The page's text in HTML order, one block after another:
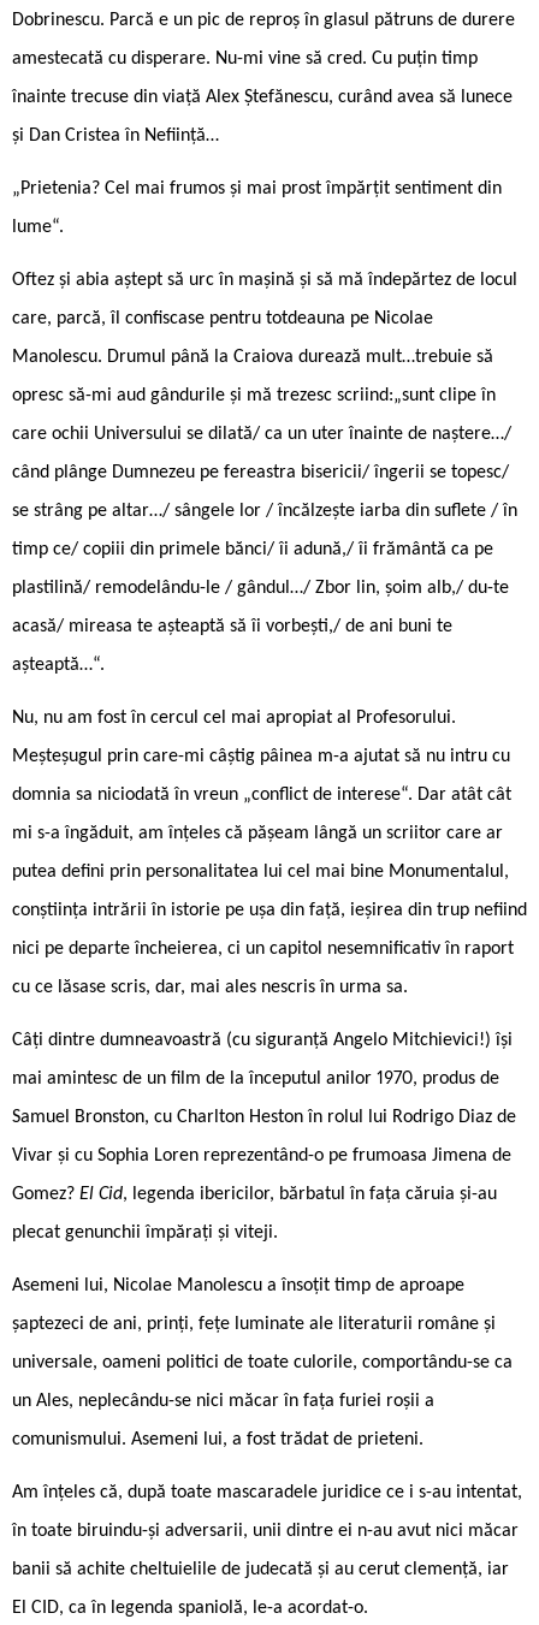
Dobrinescu. Parcă e un pic de reproș în glasul pătruns de durere
amestecată cu disperare. Nu-mi vine să cred. Cu puțin timp
înainte trecuse din viață Alex Ștefănescu, curând avea să lunece
și Dan Cristea în Neființă…
„Prietenia? Cel mai frumos și mai prost împărțit sentiment din
lume“.
Oftez și abia aștept să urc în mașină și să mă îndepărtez de locul
care, parcă, îl confiscase pentru totdeauna pe Nicolae
Manolescu. Drumul până la Craiova durează mult…trebuie să
opresc să-mi aud gândurile și mă trezesc scriind:„sunt clipe în
care ochii Universului se dilată/ ca un uter înainte de naștere…/
când plânge Dumnezeu pe fereastra bisericii/ îngerii se topesc/
se strâng pe altar…/ sângele lor / încălzește iarba din suflete / în
timp ce/ copiii din primele bănci/ îi adună,/ îi frământă ca pe
plastilină/ remodelându-le / gândul…/ Zbor lin, șoim alb,/ du-te
acasă/ mireasa te așteaptă să îi vorbești,/ de ani buni te
așteaptă…“.
Nu, nu am fost în cercul cel mai apropiat al Profesorului.
Meșteșugul prin care-mi câștig pâinea m-a ajutat să nu intru cu
domnia sa niciodată în vreun „conflict de interese“. Dar atât cât
mi s-a îngăduit, am înțeles că pășeam lângă un scriitor care ar
putea defini prin personalitatea lui cel mai bine Monumentalul,
conștiința intrării în istorie pe ușa din față, ieșirea din trup nefiind
nici pe departe încheierea, ci un capitol nesemnificativ în raport
cu ce lăsase scris, dar, mai ales nescris în urma sa.
Câți dintre dumneavoastră (cu siguranță Angelo Mitchievici!) își
mai amintesc de un film de la începutul anilor 1970, produs de
Samuel Bronston, cu Charlton Heston în rolul lui Rodrigo Diaz de
Vivar și cu Sophia Loren reprezentând-o pe frumoasa Jimena de
Gomez? El Cid, legenda ibericilor, bărbatul în fața căruia și-au
plecat genunchii împărați și viteji.
Asemeni lui, Nicolae Manolescu a însoțit timp de aproape
șaptezeci de ani, prinți, fețe luminate ale literaturii române și
universale, oameni politici de toate culorile, comportându-se ca
un Ales, neplecându-se nici măcar în fața furiei roșii a
comunismului. Asemeni lui, a fost trădat de prieteni.
Am înțeles că, după toate mascaradele juridice ce i s-au intentat,
în toate biruindu-și adversarii, unii dintre ei n-au avut nici măcar
banii să achite cheltuielile de judecată și au cerut clemență, iar
El CID, ca în legenda spaniolă, le-a acordat-o.